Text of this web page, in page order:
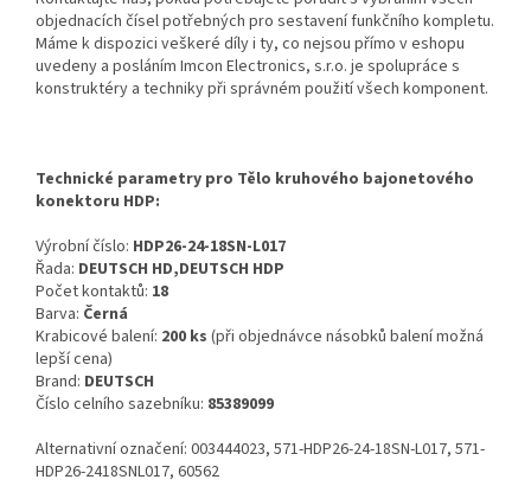
objednacích čísel potřebných pro sestavení funkčního kompletu.
Máme k dispozici veškeré díly i ty, co nejsou přímo v eshopu
uvedeny a posláním Imcon Electronics, s.r.o. je spolupráce s
konstruktéry a techniky při správném použití všech komponent.
Technické parametry pro Tělo kruhového bajonetového
konektoru HDP:
Výrobní číslo: HDP26-24-18SN-L017
Řada: DEUTSCH HD,DEUTSCH HDP
Počet kontaktů: 18
Barva: Černá
Krabicové balení: 200 ks (při objednávce násobků balení možná
lepší cena)
Brand: DEUTSCH
Číslo celního sazebníku: 85389099
Alternativní označení: 003444023, 571-HDP26-24-18SN-L017, 571-
HDP26-2418SNL017, 60562